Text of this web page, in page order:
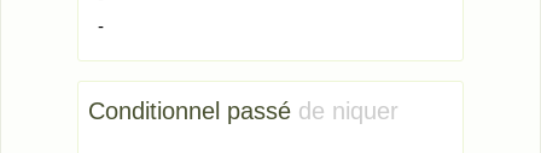
-
Conditionnel passé de niquer